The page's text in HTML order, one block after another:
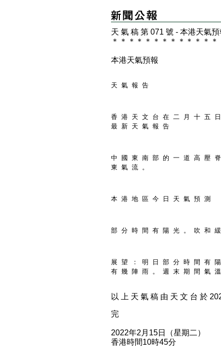
天 氣 稿 第 071 號 - 本港天氣
＊
＊ ＊ ＊ ＊ ＊ ＊ ＊ ＊ ＊ ＊ ＊ ＊
本港天氣預報
天 氣 報 告
香 港 天 文 台 在 二 月 十 五
最 新 天 氣 報 告
中 國 東 南 部 的 一 道 高 壓
東 氣 流 。
本 港 地 區 今 日 天 氣 預 測
部 分 時 間 有 陽 光 。 吹 和
展 望 ： 明 日 部 分 時 間 有
有 幾 陣 雨 。 週 末 期 間 氣
以 上 天 氣 稿 由 天 文 台 於
完
2022年2月15日（星期二）
香港時間10時45分